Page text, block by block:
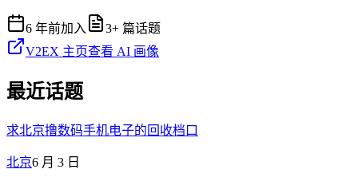
6 年前加入 3+ 篇话题
V2EX 主页查看 AI 画像
最近话题
求北京撸数码手机电子的回收档口
北京6 月 3 日